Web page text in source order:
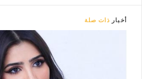
أخبار ذات صلة